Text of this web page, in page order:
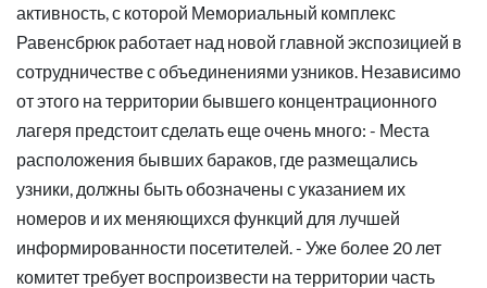
активность, с которой Мемориальный комплекс
Равенсбрюк работает над новой главной экспозицией в
сотрудничестве с объединениями узников. Независимо
от этого на территории бывшего концентрационного
лагеря предстоит сделать еще очень много: - Места
расположения бывших бараков, где размещались
узники, должны быть обозначены с указанием их
номеров и их меняющихся функций для лучшей
информированности посетителей. - Уже более 20 лет
комитет требует воспроизвести на территории часть